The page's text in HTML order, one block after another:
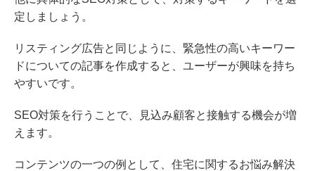
定しましょう。
リスティング広告と同じように、緊急性の高いキーワー
ドについての記事を作成すると、ユーザーが興味を持ち
やすいです。
SEO対策を行うことで、見込み顧客と接触する機会が増
えます。
コンテンツの一つの例として、住宅に関するお悩み解決